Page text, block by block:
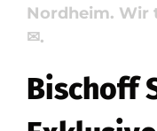
Nordheim. Wir
✉.
Bischoff